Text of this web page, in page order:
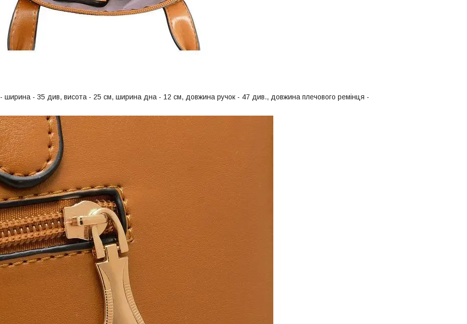
- ширина - 35 див, висота - 25 см, ширина дна - 12 см, довжина ручок - 47 див., довжина плечового ремінця -